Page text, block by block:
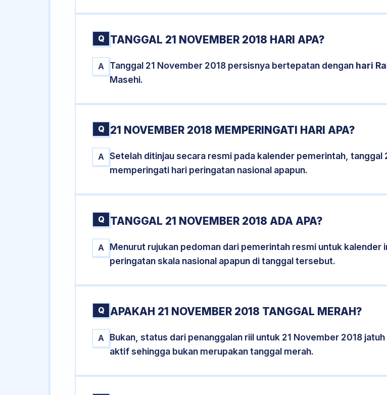
Q TANGGAL 21 NOVEMBER 2018 HARI APA?
A Tanggal 21 November 2018 persisnya bertepatan dengan hari
Masehi.
Q 21 NOVEMBER 2018 MEMPERINGATI HARI APA?
A Setelah ditinjau secara resmi pada kalender pemerintah,
memperingati hari peringatan nasional apapun.
Q TANGGAL 21 NOVEMBER 2018 ADA APA?
A
Menurut rujukan pedoman dari pemerintah resmi untuk
peringatan skala nasional apapun di tanggal tersebut.
Q APAKAH 21 NOVEMBER 2018 TANGGAL MERAH?
A
Bukan, status dari penanggalan riil untuk 21 November 2018
aktif sehingga bukan merupakan tanggal merah.